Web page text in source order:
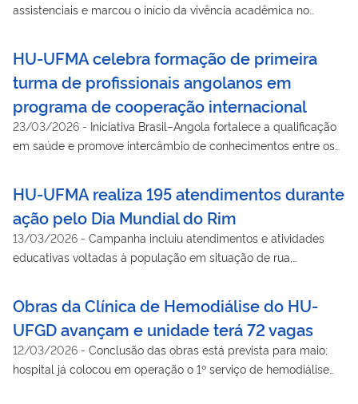
assistenciais e marcou o início da vivência acadêmica no
HU-UFMA celebra formação de primeira
turma de profissionais angolanos em
programa de cooperação internacional
23/03/2026 - Iniciativa Brasil–Angola fortalece a qualificação
em saúde e promove intercâmbio de conhecimentos entre os
HU-UFMA realiza 195 atendimentos durante
ação pelo Dia Mundial do Rim
13/03/2026 - Campanha incluiu atendimentos e atividades
educativas voltadas à população em situação de rua,
Obras da Clínica de Hemodiálise do HU-
UFGD avançam e unidade terá 72 vagas
12/03/2026 - Conclusão das obras está prevista para maio;
hospital já colocou em operação o 1º serviço de hemodiálise